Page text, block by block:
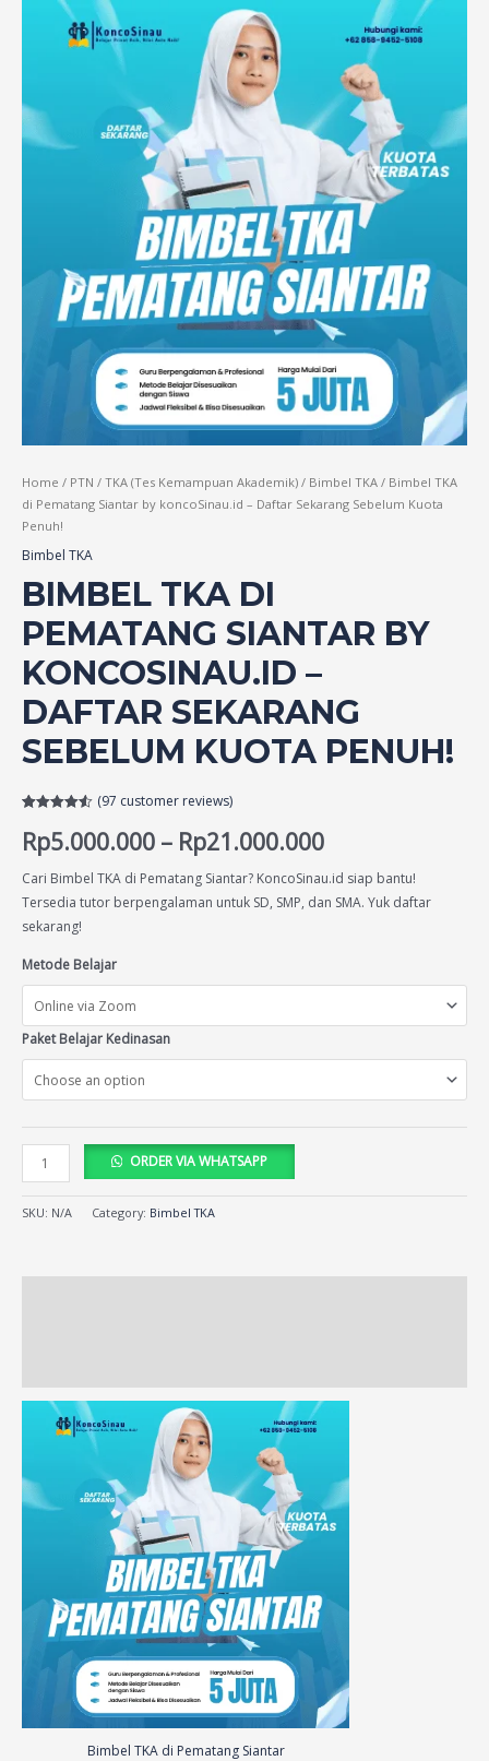
Home / PTN / TKA (Tes Kemampuan Akademik) / Bimbel TKA / Bimbel TKA
di Pematang Siantar by koncoSinau.id – Daftar Sekarang Sebelum Kuota
Penuh!
Bimbel TKA
BIMBEL TKA DI
PEMATANG SIANTAR BY
KONCOSINAU.ID –
DAFTAR SEKARANG
SEBELUM KUOTA PENUH!
out of 5
based on
customer
ratings
(97 customer reviews)
Rp5.000.000 – Rp21.000.000
Cari Bimbel TKA di Pematang Siantar? KoncoSinau.id siap bantu!
Tersedia tutor berpengalaman untuk SD, SMP, dan SMA. Yuk daftar
sekarang!
Metode Belajar
Paket Belajar Kedinasan
ORDER VIA WHATSAPP
SKU: N/A Category: Bimbel TKA
Bimbel TKA di Pematang Siantar